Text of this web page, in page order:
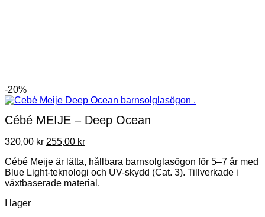
-20%
Cébé MEIJE – Deep Ocean
320,00kr Det
priset
var:
320,00 kr.
255,00 krDet
priset
är:
255,00 kr.
Cébé Meije är lätta, hållbara barnsolglasögon för 5–7 år med
Blue Light-teknologi och UV-skydd (Cat. 3). Tillverkade i
växtbaserade material.
I lager